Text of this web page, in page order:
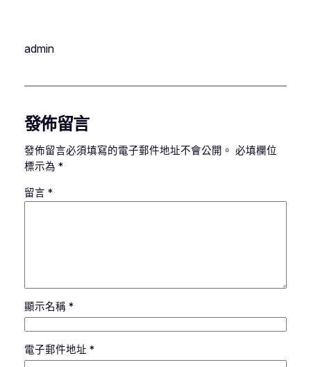
admin
發佈留言
發佈留言必須填寫的電子郵件地址不會公開。 必填欄位
標示為 *
留言 *
顯示名稱 *
電子郵件地址 *